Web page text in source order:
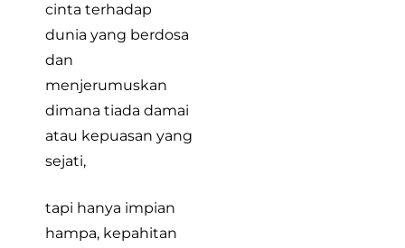
cinta terhadap
dunia yang berdosa
dan
menjerumuskan
dimana tiada damai
atau kepuasan yang
sejati,
tapi hanya impian
hampa, kepahitan